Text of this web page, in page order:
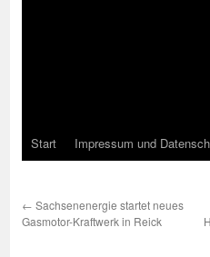
Start Impressum und
← Sachsenenergie startet neues
Gasmotor-Kraftwerk in Reick